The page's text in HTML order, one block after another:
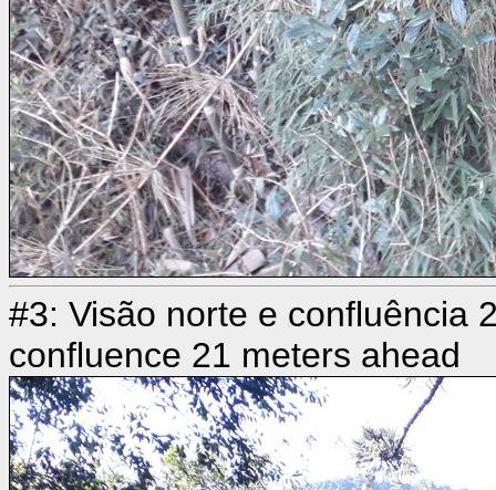
#3: Visão norte e confluência
confluence 21 meters ahead